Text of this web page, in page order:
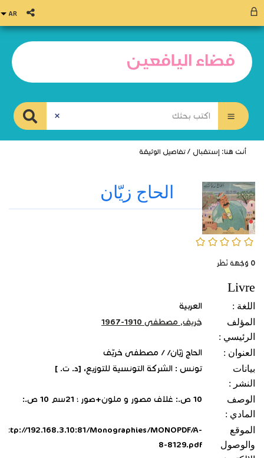
أنت هنا: إستقبال / تفاصيل الوثيقة
0/5
0 وُجْهَة نَظَر
الحاج زيّان
Livre
اللغة :
العربية
المؤلف
الرئيسي :
خريف, مصطفى 1910-1967
العنوان :
الحاج زيّان/ / مصطفى خريّف
بيانات
النشر :
تونس : الشركة التونسية للتوزيع، [د. ت. ]
الوصف
المادي :
10 ص.: غلاف مصور و ملون+صور ؛ 21سم 10 ص.:
الموقع
والوصول
http://192.168.3.10:81/Monographies/MONOPDF/A-
8-8129.pdf